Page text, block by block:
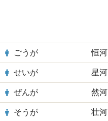
ごうが 恒河
せいが 星河
ぜんが 然河
そうが 壮河